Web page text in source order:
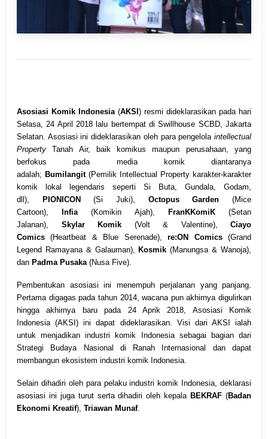
Asosiasi Komik Indonesia(AKSI ) resmi dideklarasikan pada hari
Selasa, 24 April 2018 lalu bertempat di Swillhouse SCBD, Jakarta
Selatan. Asosiasi ini dideklarasikan oleh para pengelola intellectual
Property Tanah Air, baik komikus maupun perusahaan, yang
berfokus pada media komik diantaranya
adalah; Bumilangit(Pemilik Intellectual Property karakter-karakter
komik lokal legendaris seperti Si Buta, Gundala, Godam,
dll),
PIONICON(Si Juki), Octopus Garden (Mice
Cartoon),
Infia(Komikin Ajah), FranKKomiK(Setan
Jalanan), Skylar Komik (Volt & Valentine), Ciayo
Comics(Heartbeat & Blue Serenade),re:ON Comics(Grand
Legend Ramayana & Galauman), Kosmik(Manungsa & Wanoja),
dan Padma Pusaka(Nusa Five).
Pembentukan asosiasi ini menempuh perjalanan yang panjang.
Pertama digagas pada tahun 2014, wacana pun akhirnya digulirkan
hingga akhirnya baru pada 24 Aprik 2018, Asosiasi Komik
Indonesia (AKSI) ini dapat dideklarasikan. Visi dari AKSI ialah
untuk menjadikan industri komik Indonesia sebagai bagian dari
Strategi Budaya Nasional di Ranah Internasional dan dapat
membangun ekosistem industri komik Indonesia.
Selain dihadiri oleh para pelaku industri komik Indonesia, deklarasi
asosiasi ini juga turut serta dihadiri oleh kepala BEKRAF (Badan
Ekonomi Kreatif), Triawan Munaf.